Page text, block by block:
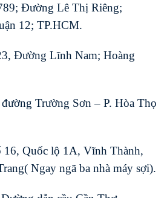
Đường Lê Thị Riêng;
12; TP.HCM.
Đường Lĩnh Nam; Hoàng
Trường Sơn – P. Hòa Thọ
16, Quốc lộ 1A, Vĩnh Thành,
Ngay ngã ba nhà máy sợi).